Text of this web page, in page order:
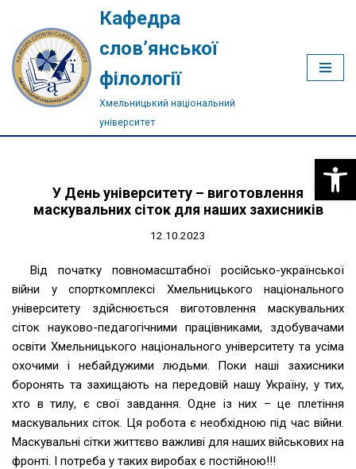
Перейти
до
вмісту
Кафедра
слов’янської
філології
Хмельницький національний
університет
У День університету – виготовлення
маскувальних сіток для наших захисників
12.10.2023
Від початку повномасштабної російсько-української
війни у спорткомплексі Хмельницького національного
університету здійснюється виготовлення маскувальних
сіток науково-педагогічними працівниками, здобувачами
освіти Хмельницького національного університету та усіма
охочими і небайдужими людьми. Поки наші захисники
боронять та захищають на передовій нашу Україну, у тих,
хто в тилу, є свої завдання. Одне із них – це плетіння
маскувальних сіток. Ця робота є необхідною під час війни.
Маскувальні сітки життєво важливі для наших військових на
фронті. І потреба у таких виробах є постійною!!!